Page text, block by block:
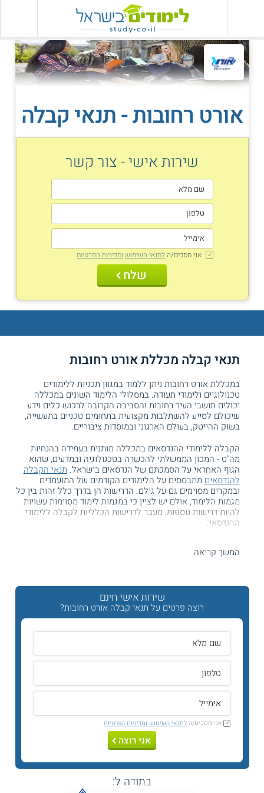
אורט רחובות - תנאי קבלה
שירות אישי - צור קשר
אני מסכים/ה לתנאי השימוש ומדיניות הפרטיות
שלח
תנאי קבלה מכללת אורט רחובות
במכללת אורט רחובות ניתן ללמוד במגוון תכניות ללימודים
טכנולוגיים ולימודי תעודה. במסלולי הלימוד השונים במכללה
יכולים תושבי העיר רחובות והסביבה הקרובה לרכוש כלים וידע
שיכולם לסייע להשתלבות מקצועית בתחומים טכניים בתעשייה,
בשוק ההייטק, בעולם הארגוני ובמוסדות ציבוריים.
הקבלה ללימודי ההנדסאים במכללה מותנית בעמידה בהנחיות
מה"ט - המכון הממשלתי להכשרה בטכנולוגיה ובמדעים, שהוא
הגוף האחראי על הסמכתם של הנדסאים בישראל. תנאי הקבלה
להנדסאים מתבססים על הלימודים הקודמים של המועמדים
ובמקרים מסוימים גם על גילם. הדרישות הן בדרך כלל זהות בין כל
מגמות הלימוד, אולם יש לציין כי במגמות לימוד מסוימות עשויות
להיות דרישות נוספות, מעבר לדרישות הכלליות לקבלה ללימודי
ההנדסאי.
לתכנית. יש לוודא מול מוסד הלימוד לצורך קבלת המידע
מועמדים המעוניינים להתקבלללימודי הנדסאיםבאורט רחובות
צריכים לעמוד באחת מן הדרישות שמציבים במה"ט. דרישות אלה
כוללות:
תעודת בגרות מלאה ממוסד לימודים מוכר
תעודת בגרות חלקית, שבה נכללים המקצועות הבאים בציון 55
ומעלה (ציון חיובי) - בגרות באנגלית ברמת 3 יחידות לימוד, בגרות
ברמת 3 יחידות לימוד.
מועמדים בוגרי מכינה קדם הנדסאים שעוברים בהצלחה את מבחני
מכינה טכנולוגית להנדסאים
הנדסאים, היא מסלול לימוד שבו יכולים מועמדים ללימודי
ההנדסאים לשפר את סיכויי קבלתם דרך השלמת פערים. במכינה
לומדים מספר קורסים במקצועות כגון אנגלית, מתמטיקה ועברית
המשך קריאה
שירות אישי חינם
רוצה פרטים על תנאי קבלה אורט רחובות?
אני מסכים/הלתנאי השימוש ומדיניות הפרטיות
אני רוצה
בתודה ל: